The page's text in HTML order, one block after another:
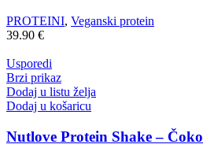
PROTEINI, Veganski protein
39.90 €
Usporedi
Brzi prikaz
Dodaj u listu želja
Dodaj u košaricu
Nutlove Protein Shake –